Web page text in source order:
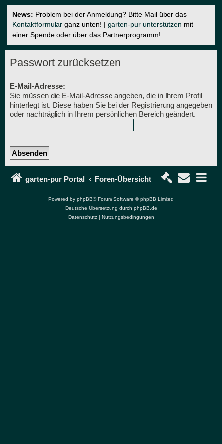
News: Problem bei der Anmeldung? Bitte Mail über das
Kontaktformular ganz unten! | garten-pur unterstützen mit
einer Spende oder über das Partnerprogramm!
Passwort zurücksetzen
E-Mail-Adresse:
Sie müssen die E-Mail-Adresse angeben, die in Ihrem Profil
hinterlegt ist. Diese haben Sie bei der Registrierung angegeben
oder nachträglich in Ihrem persönlichen Bereich geändert.
garten-pur Portal Foren-Übersicht
Powered by phpBB® Forum Software © phpBB Limited
Deutsche Übersetzung durch phpBB.de
Datenschutz| Nutzungsbedingungen